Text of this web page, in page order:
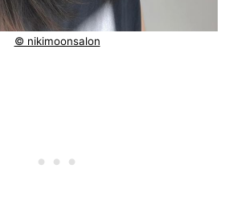
© nikimoonsalon